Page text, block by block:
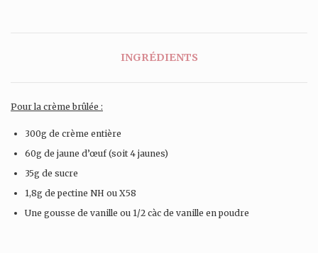
INGRÉDIENTS
Pour la crème brûlée :
300g de crème entière
60g de jaune d’œuf (soit 4 jaunes)
35g de sucre
1,8g de pectine NH ou X58
Une gousse de vanille ou 1/2 càc de vanille en poudre